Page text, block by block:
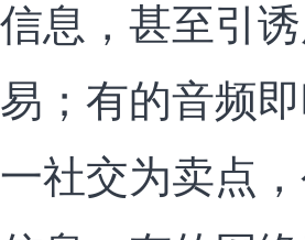
信息，甚至引
易；有的音频
一社交为卖点